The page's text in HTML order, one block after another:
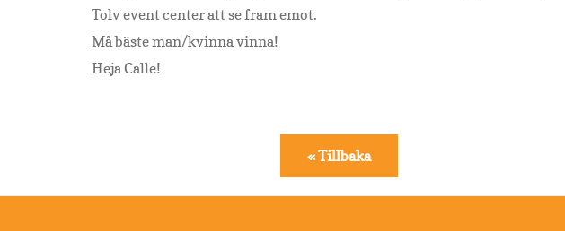
Tolv event center att se fram emot.
Må bäste man/kvinna vinna!
Heja Calle!
« Tillbaka